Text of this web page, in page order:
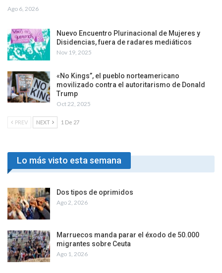
Ago 6, 2026
Nuevo Encuentro Plurinacional de Mujeres y
Disidencias, fuera de radares mediáticos
Nov 19, 2025
«No Kings”, el pueblo norteamericano
movilizado contra el autoritarismo de Donald
Trump
Oct 22, 2025
PREV NEXT 1 De 27
Lo más visto esta semana
Dos tipos de oprimidos
Ago 2, 2026
Marruecos manda parar el éxodo de 50.000
migrantes sobre Ceuta
Ago 1, 2026